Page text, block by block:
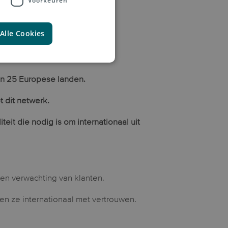
en automaten
25 Europese landen.
dit netwerk.
die nodig is om internationaal uit
verwachting van klanten.
ze internationaal met vertrouwen.
Cookies